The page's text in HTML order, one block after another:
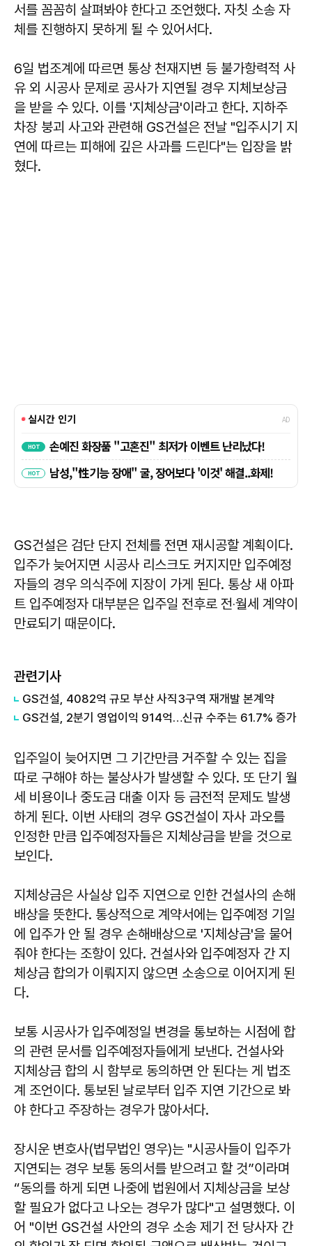
서를 꼼꼼히 살펴봐야 한다고 조언했다. 자칫 소송 자
체를 진행하지 못하게 될 수 있어서다.
6일 법조계에 따르면 통상 천재지변 등 불가항력적 사
유 외 시공사 문제로 공사가 지연될 경우 지체보상금
을 받을 수 있다. 이를 '지체상금'이라고 한다. 지하주
차장 붕괴 사고와 관련해 GS건설은 전날 "입주시기 지
연에 따르는 피해에 깊은 사과를 드린다"는 입장을 밝
혔다.
GS건설은 검단 단지 전체를 전면 재시공할 계획이다.
입주가 늦어지면 시공사 리스크도 커지지만 입주예정
자들의 경우 의식주에 지장이 가게 된다. 통상 새 아파
트 입주예정자 대부분은 입주일 전후로 전‧월세 계약이
만료되기 때문이다.
관련기사
GS건설, 4082억 규모 부산 사직3구역 재개발 본계약
GS건설, 2분기 영업이익 914억…신규 수주는 61.7% 증가
입주일이 늦어지면 그 기간만큼 거주할 수 있는 집을
따로 구해야 하는 불상사가 발생할 수 있다. 또 단기 월
세 비용이나 중도금 대출 이자 등 금전적 문제도 발생
하게 된다. 이번 사태의 경우 GS건설이 자사 과오를
인정한 만큼 입주예정자들은 지체상금을 받을 것으로
보인다.
지체상금은 사실상 입주 지연으로 인한 건설사의 손해
배상을 뜻한다. 통상적으로 계약서에는 입주예정 기일
에 입주가 안 될 경우 손해배상으로 '지체상금'을 물어
줘야 한다는 조항이 있다. 건설사와 입주예정자 간 지
체상금 합의가 이뤄지지 않으면 소송으로 이어지게 된
다.
보통 시공사가 입주예정일 변경을 통보하는 시점에 합
의 관련 문서를 입주예정자들에게 보낸다. 건설사와
지체상금 합의 시 함부로 동의하면 안 된다는 게 법조
계 조언이다. 통보된 날로부터 입주 지연 기간으로 봐
야 한다고 주장하는 경우가 많아서다.
장시운 변호사(법무법인 영우)는 "시공사들이 입주가
지연되는 경우 보통 동의서를 받으려고 할 것”이라며
“동의를 하게 되면 나중에 법원에서 지체상금을 보상
할 필요가 없다고 나오는 경우가 많다"고 설명했다. 이
어 "이번 GS건설 사안의 경우 소송 제기 전 당사자 간